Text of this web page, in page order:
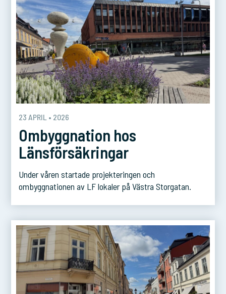
23 APRIL • 2026
Ombyggnation hos
Länsförsäkringar
Under våren startade projekteringen och
ombyggnationen av LF lokaler på Västra Storgatan.